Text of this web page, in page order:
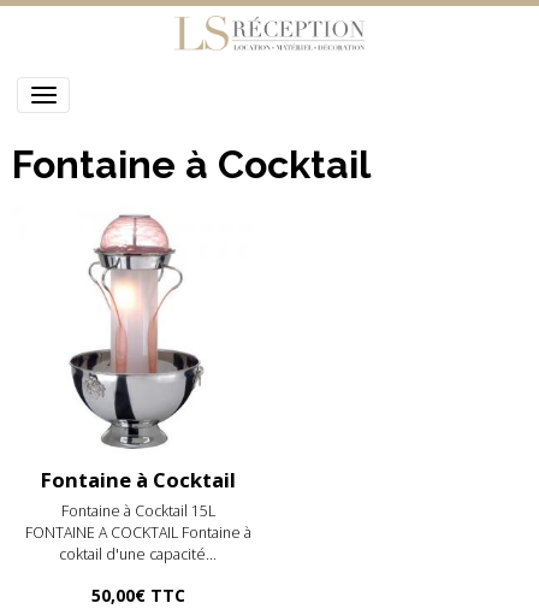
Fontaine à Cocktail
Fontaine à Cocktail
Fontaine à Cocktail 15L
FONTAINE A COCKTAIL Fontaine à
coktail d'une capacité...
50,00€ TTC